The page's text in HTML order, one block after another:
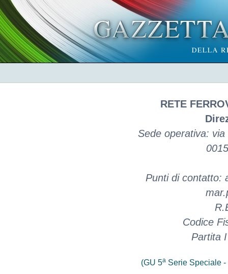
RETE
Sede operativa:
Punti di contatto:
Codice
Partita
(GU 5aSerie Speciale -